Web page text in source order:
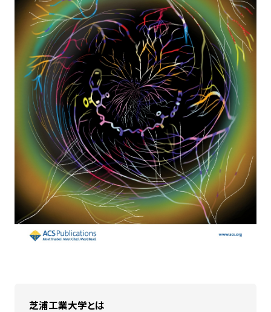
芝浦⼯業⼤学とは